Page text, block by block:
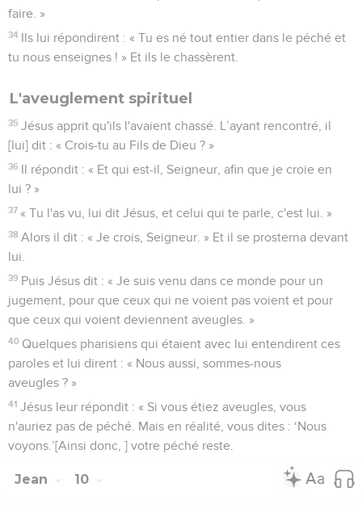
faire. »
34 Ils lui répondirent : « Tu es né tout entier dans le péché et
tu nous enseignes ! » Et ils le chassèrent.
L'aveuglement spirituel
35 Jésus apprit qu'ils l'avaient chassé. L’ayant rencontré, il
[lui] dit : « Crois-tu au Fils de Dieu ? »
36 Il répondit : « Et qui est-il, Seigneur, afin que je croie en
lui ? »
37 « Tu l'as vu, lui dit Jésus, et celui qui te parle, c'est lui. »
38 Alors il dit : « Je crois, Seigneur. » Et il se prosterna devant
lui.
39 Puis Jésus dit : « Je suis venu dans ce monde pour un
jugement, pour que ceux qui ne voient pas voient et pour
que ceux qui voient deviennent aveugles. »
40 Quelques pharisiens qui étaient avec lui entendirent ces
paroles et lui dirent : « Nous aussi, sommes-nous
aveugles ? »
41 Jésus leur répondit : « Si vous étiez aveugles, vous
n'auriez pas de péché. Mais en réalité, vous dites : ‘Nous
voyons.’[Ainsi donc, ] votre péché reste.
Jean 10